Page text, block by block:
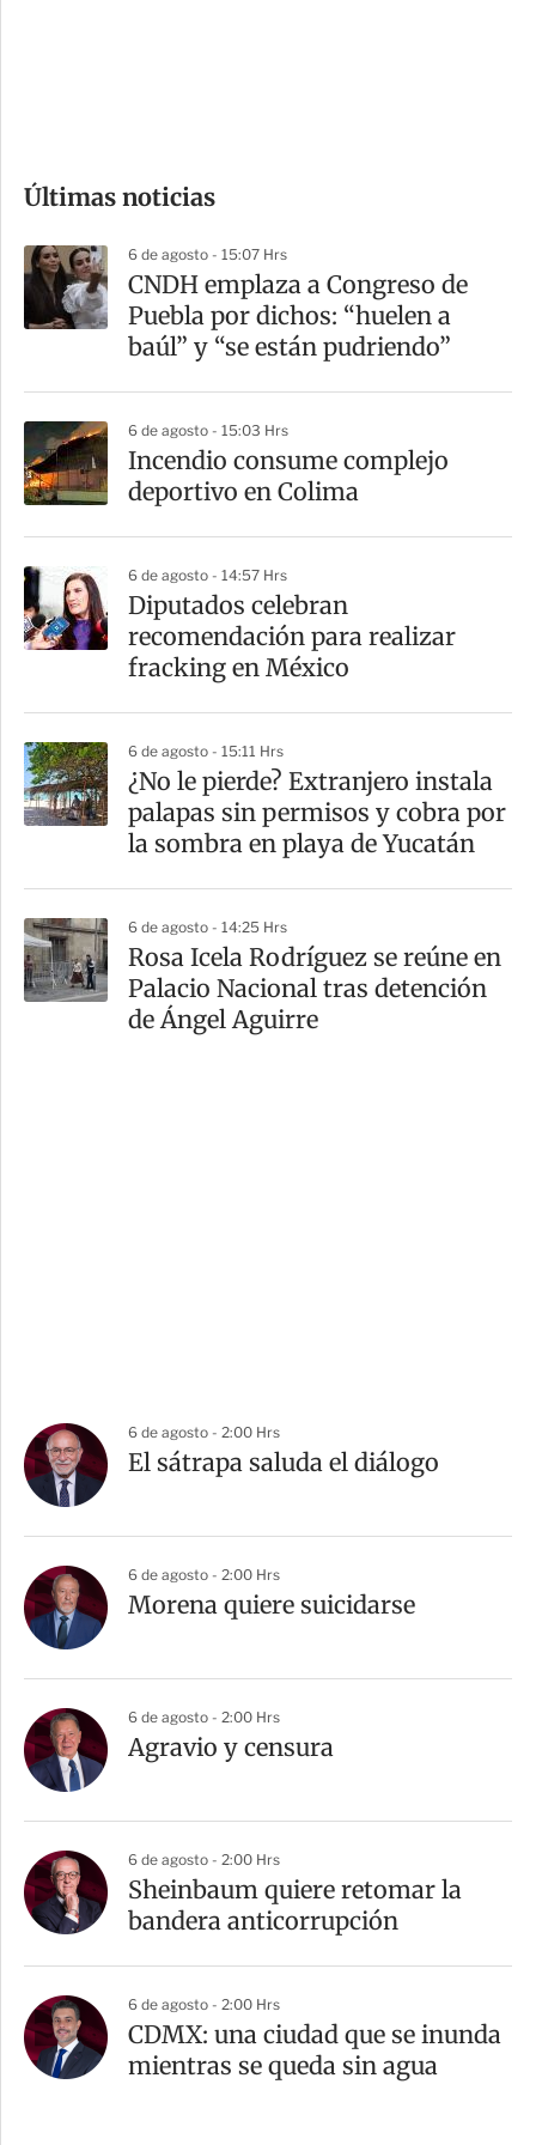
m
a
r
t
Últimas noticias
6 de agosto - 15:07 Hrs
CNDH emplaza a Congreso de
Puebla por dichos: “huelen a
baúl” y “se están pudriendo”
6 de agosto - 15:03 Hrs
Incendio consume complejo
deportivo en Colima
6 de agosto - 14:57 Hrs
Diputados celebran
recomendación para realizar
fracking en México
6 de agosto - 15:11 Hrs
¿No le pierde? Extranjero instala
palapas sin permisos y cobra por
la sombra en playa de Yucatán
6 de agosto - 14:25 Hrs
Rosa Icela Rodríguez se reúne en
Palacio Nacional tras detención
de Ángel Aguirre
6 de agosto - 2:00 Hrs
El sátrapa saluda el diálogo
6 de agosto - 2:00 Hrs
Morena quiere suicidarse
6 de agosto - 2:00 Hrs
Agravio y censura
6 de agosto - 2:00 Hrs
Sheinbaum quiere retomar la
bandera anticorrupción
6 de agosto - 2:00 Hrs
CDMX: una ciudad que se inunda
mientras se queda sin agua